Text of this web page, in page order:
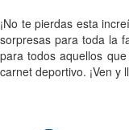
¡No te pierdas esta
sorpresas para toda la
para todos aquellos
carnet deportivo. ¡Ven y